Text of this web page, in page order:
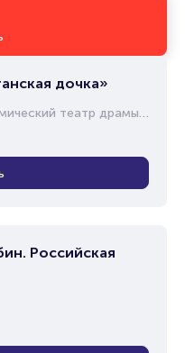
дочка»
театр драмы им. М.Горького
Российская